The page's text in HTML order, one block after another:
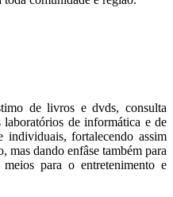
de livros e dvds, consulta
laboratórios de informática e de
individuais, fortalecendo assim
mas dando enfâse também para
para o entretenimento e